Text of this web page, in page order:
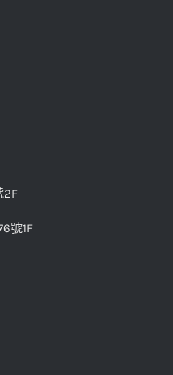
2F
號1F